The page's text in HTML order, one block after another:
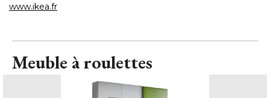
www.ikea.fr
Meuble à roulettes